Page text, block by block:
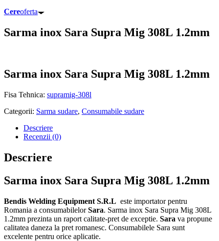
Cereoferta
Sarma inox Sara Supra Mig 308L 1.2mm
Sarma inox Sara Supra Mig 308L 1.2mm
Fisa Tehnica: supramig-308l
Categorii: Sarma sudare, Consumabile sudare
Descriere
Recenzii (0)
Descriere
Sarma inox Sara Supra Mig 308L 1.2mm
Bendis Welding Equipment S.R.L este importator pentru
Romania a consumabilelorSara. Sarma inox Sara Supra Mig 308L
1.2mm prezinta un raport calitate-pret de exceptie. Sara va propune
calitatea daneza la pret romanesc. Consumabilele Sara sunt
excelente pentru orice aplicatie.